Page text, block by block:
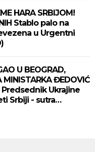
HARA SRBIJOM!
Stablo palo na
u Urgentni
U BEOGRAD,
MINISTARKA ĐEDOVIĆ
Predsednik Ukrajine
Srbiji - sutra